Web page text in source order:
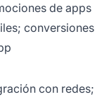
de apps
conversiones
con redes;